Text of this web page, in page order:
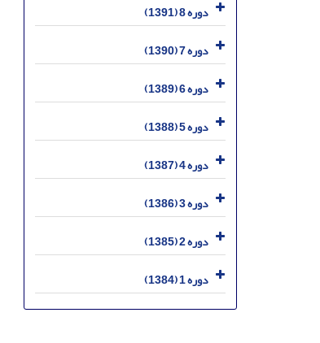
دوره 8 (1391)
دوره 7 (1390)
دوره 6 (1389)
دوره 5 (1388)
دوره 4 (1387)
دوره 3 (1386)
دوره 2 (1385)
دوره 1 (1384)